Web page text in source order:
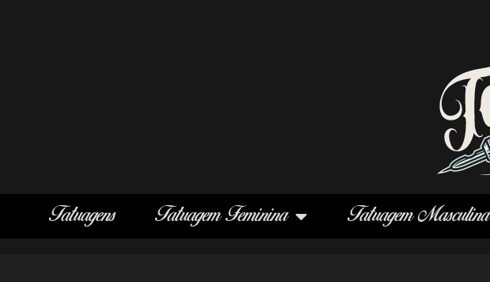
Tatuagens Tatuagem Feminina Tatuagem Masculina